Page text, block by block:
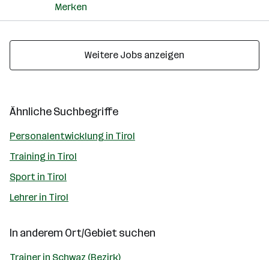
Merken
Weitere Jobs anzeigen
Ähnliche Suchbegriffe
Personalentwicklung in Tirol
Training in Tirol
Sport in Tirol
Lehrer in Tirol
In anderem Ort/Gebiet suchen
Trainer in Schwaz (Bezirk)